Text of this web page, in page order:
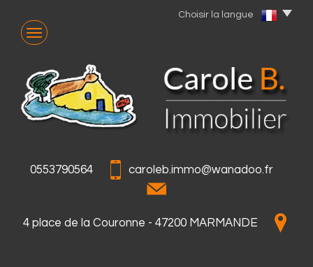
Choisir la langue
0553790564 caroleb.immo@wanadoo.fr
4 place de la Couronne - 47200 MARMANDE